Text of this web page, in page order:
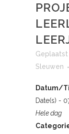
Sleuwen
Datum/
Date(s) -
Hele dag